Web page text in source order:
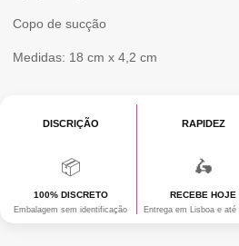
Copo de sucção
Medidas: 18 cm x 4,2 cm
DISCRIÇÃO
📦
100% DISCRETO
Embalagem sem identificação
RAPIDEZ
🛵
RECEBE HOJE
Entrega em Lisboa e até